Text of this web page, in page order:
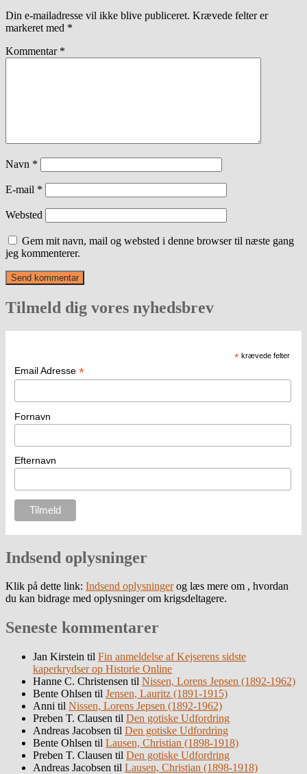
Din e-mailadresse vil ikke blive publiceret. Krævede felter er
markeret med *
Kommentar *
Navn *
E-mail *
Websted
Gem mit navn, mail og websted i denne browser til næste gang
jeg kommenterer.
Tilmeld dig vores nyhedsbrev
* krævede felter
Email Adresse *
Fornavn
Efternavn
Indsend oplysninger
Klik på dette link: Indsend oplysningerog læs mere om , hvordan
du kan bidrage med oplysninger om krigsdeltagere.
Seneste kommentarer
Jan Kirstein til Fin anmeldelse af Kejserens sidste
kaperkrydser op Historie Online
Hanne C. Christensen til Nissen, Lorens Jepsen (1892-1962)
Bente Ohlsen til Jensen, Lauritz (1891-1915)
Anni til Nissen, Lorens Jepsen (1892-1962)
Preben T. Clausen til Den gotiske Udfordring
Andreas Jacobsen til Den gotiske Udfordring
Bente Ohlsen til Lausen, Christian (1898-1918)
Preben T. Clausen til Den gotiske Udfordring
Andreas Jacobsen til Lausen, Christian (1898-1918)